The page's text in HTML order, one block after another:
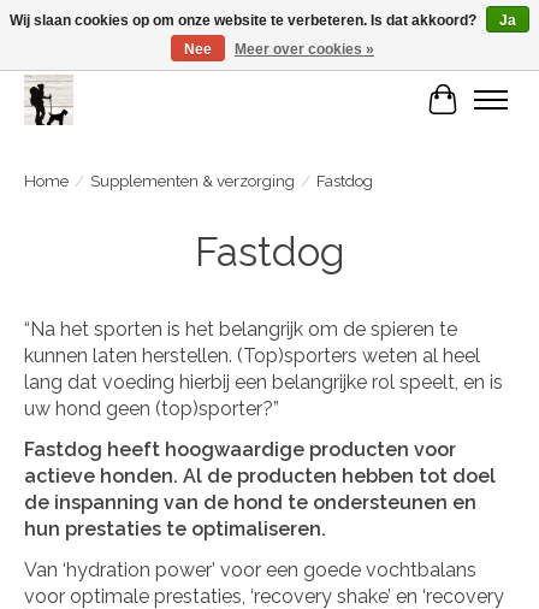
De Link..... Alles op maat voor je beste kameraard!
Home / Supplementen & verzorging / Fastdog
Fastdog
“Na het sporten is het belangrijk om de spieren te
kunnen laten herstellen. (Top)sporters weten al heel
lang dat voeding hierbij een belangrijke rol speelt, en is
uw hond geen (top)sporter?”
Fastdog heeft hoogwaardige producten voor
actieve honden. Al de producten hebben tot doel
de inspanning van de hond te ondersteunen en
hun prestaties te optimaliseren.
Van ‘hydration power’ voor een goede vochtbalans
voor optimale prestaties, ‘recovery shake’ en ‘recovery
Wij slaan cookies op om onze website te verbeteren. Is dat akkoord?
Ja
Nee
Meer over cookies »